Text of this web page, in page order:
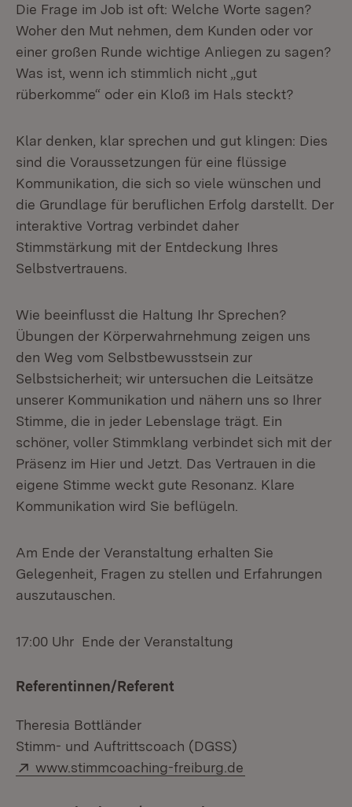
Die Frage im Job ist oft: Welche Worte sagen?
Woher den Mut nehmen, dem Kunden oder vor
einer großen Runde wichtige Anliegen zu sagen?
Was ist, wenn ich stimmlich nicht „gut
rüberkomme“ oder ein Kloß im Hals steckt?
Klar denken, klar sprechen und gut klingen: Dies
sind die Voraussetzungen für eine flüssige
Kommunikation, die sich so viele wünschen und
die Grundlage für beruflichen Erfolg darstellt. Der
interaktive Vortrag verbindet daher
Stimmstärkung mit der Entdeckung Ihres
Selbstvertrauens.
Wie beeinflusst die Haltung Ihr Sprechen?
Übungen der Körperwahrnehmung zeigen uns
den Weg vom Selbstbewusstsein zur
Selbstsicherheit; wir untersuchen die Leitsätze
unserer Kommunikation und nähern uns so Ihrer
Stimme, die in jeder Lebenslage trägt. Ein
schöner, voller Stimmklang verbindet sich mit der
Präsenz im Hier und Jetzt. Das Vertrauen in die
eigene Stimme weckt gute Resonanz. Klare
Kommunikation wird Sie beflügeln.
Am Ende der Veranstaltung erhalten Sie
Gelegenheit, Fragen zu stellen und Erfahrungen
auszutauschen.
17:00 Uhr Ende der Veranstaltung
Referentinnen/Referent
Theresia Bottländer
Stimm- und Auftrittscoach (DGSS)
Extern:
www.stimmcoaching-freiburg.de